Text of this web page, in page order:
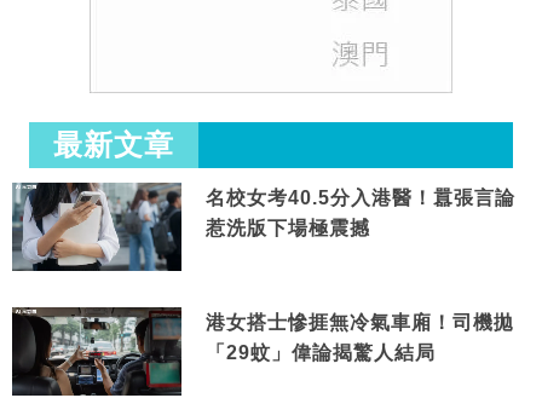
最新文章
名校女考40.5分入港醫！囂張言論
惹洗版下場極震撼
港女搭士慘捱無冷氣車廂！司機拋
「29蚊」偉論揭驚人結局